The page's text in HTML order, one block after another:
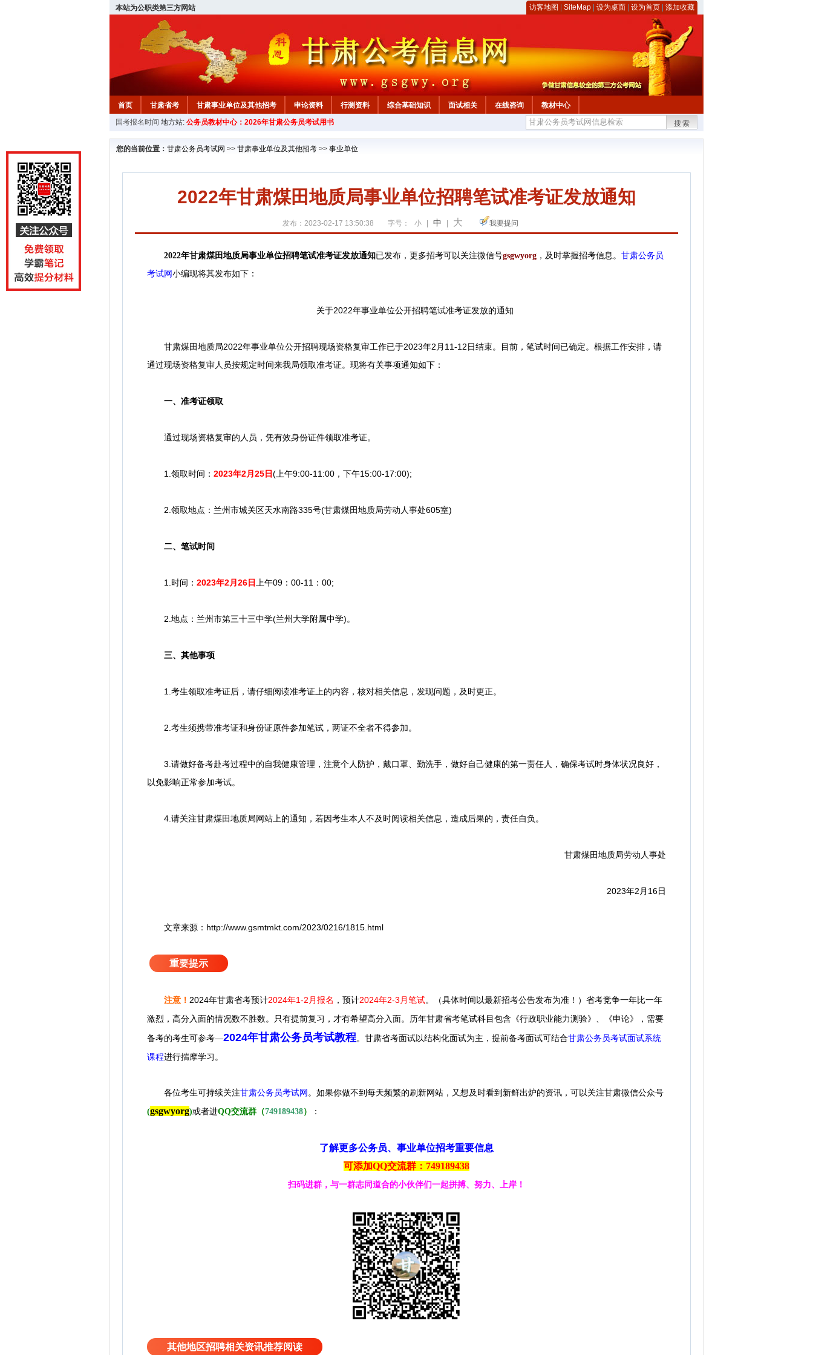
本站为公职类第三方网站 访客地图 SiteMap 设为桌面 设为首页 添加收藏
首页 甘肃省考 甘肃事业单位及其他招考 申论资料 行测资料 综合基础知识 面试相关 在线咨询
教材中心
国考报名时间 地方站: 公务员教材中心：2026年甘肃公务员考试用书 搜索
您的当前位置： 甘肃公务员考试网 >> 甘肃事业单位及其他招考 >> 事业单位
2022年甘肃煤田地质局事业单位招聘笔试准考证发放通知
发布：2023-02-17 13:50:38 字号： 小 中 大 我要提问
2022年甘肃煤田地质局事业单位招聘笔试准考证发放通知已发布， 更多招考可以关注微信号gsgwyorg ， 及时掌握招考信息。 甘肃公务员
考试网 小编现将其发布如下：
关于2022年事业单位公开招聘笔试准考证发放的通知
甘肃煤田地质局2022年事业单位公开招聘现场资格复审工作已于2023年2月11-12日结束。目前，笔试时间已确定。根据工作安排，请
通过现场资格复审人员按规定时间来我局领取准考证。现将有关事项通知如下：
一、准考证领取
通过现场资格复审的人员，凭有效身份证件领取准考证。
1.领取时间： 2023年2月25日(上午9:00-11:00，下午15:00-17:00);
2.领取地点：兰州市城关区天水南路335号(甘肃煤田地质局劳动人事处605室)
二、笔试时间
1.时间： 2023年2月26日 上午09：00-11：00;
2.地点：兰州市第三十三中学(兰州大学附属中学)。
三、其他事项
1.考生领取准考证后，请仔细阅读准考证上的内容，核对相关信息，发现问题，及时更正。
2.考生须携带准考证和身份证原件参加笔试，两证不全者不得参加。
3.请做好备考赴考过程中的自我健康管理，注意个人防护，戴口罩、勤洗手，做好自己健康的第一责任人，确保考试时身体状况良好，
以免影响正常参加考试。
4.请关注甘肃煤田地质局网站上的通知，若因考生本人不及时阅读相关信息，造成后果的，责任自负。
甘肃煤田地质局劳动人事处
2023年2月16日
文章来源：http://www.gsmtmkt.com/2023/0216/1815.html
重要提示
注意！ 2024年甘肃省考预计2024年1-2月报名 ，预计2024年2-3月笔试。（具体时间以最新招考公告发布为准！） 省考竞争一年比一年
激烈，高分入面的情况数不胜数。
只有提前复习，才有希望高分入面。 历年甘肃省考笔试科目包含《行政职业能力测验》、《申论》，需要
备考的考生可参考—2024年甘肃公务员考试教程。甘肃省考面试以结构化面试为主，提前备考面试可结合甘肃公务员考试面试系统
课程进行揣摩学习。
各位考生可持续关注甘肃公务员考试网 。 如果你做不到每天频繁的刷新网站，又想及时看到新鲜出炉的资讯，可以关注甘肃微信公众号
(gsgwyorg)或者进QQ交流群（749189438） ：
了解更多公务员、事业单位招考重要信息
可添加QQ交流群：749189438
扫码进群，与一群志同道合的小伙伴们一起拼搏、努力、上岸！
其他地区招聘相关资讯推荐阅读